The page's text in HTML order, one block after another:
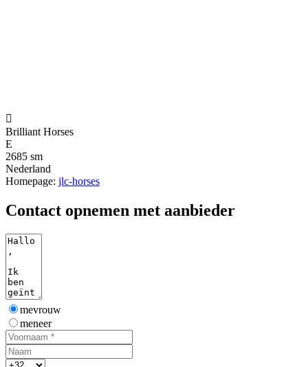

Brilliant Horses
E
2685 sm
Nederland
Homepage: jlc-horses
Contact opnemen met aanbieder
mevrouw
meneer